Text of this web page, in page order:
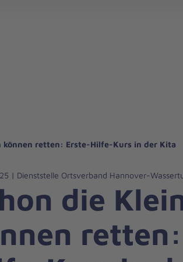
können retten: Erste-Hilfe-Kurs in der Kita
| Dienststelle Ortsverband Hannover-
die